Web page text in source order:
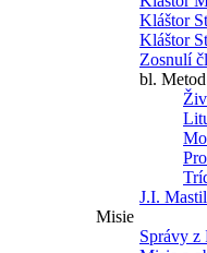
Kláštor
Kláštor
Zosnulí
bl.
J.I.
Misie
Správy